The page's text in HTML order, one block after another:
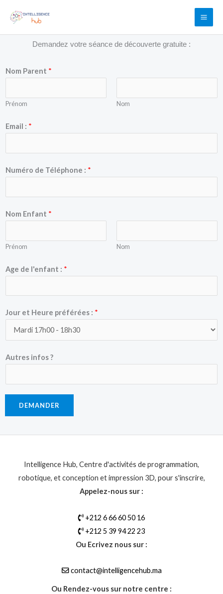
contenu
Demandez votre séance de découverte gratuite :
Nom Parent *
Prénom Nom
Email : *
Numéro de Téléphone : *
Nom Enfant *
Prénom Nom
Age de l'enfant : *
Jour et Heure préférées : *
Autres infos ?
DEMANDER
Intelligence Hub, Centre d'activités de programmation,
robotique, et conception et impression 3D, pour s'inscrire,
Appelez-nous sur :
+212 6 66 60 50 16
+212 5 39 94 22 23
Ou Ecrivez nous sur :
contact@intelligencehub.ma
Ou Rendez-vous sur notre centre :